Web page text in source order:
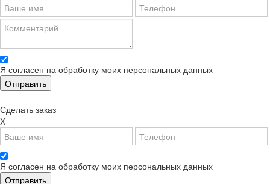
Я согласен на обработку моих персональных данных
Сделать заказ
X
Я согласен на обработку моих персональных данных